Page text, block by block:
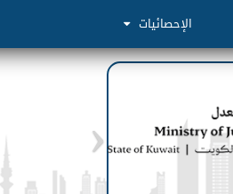
الإحصائيات